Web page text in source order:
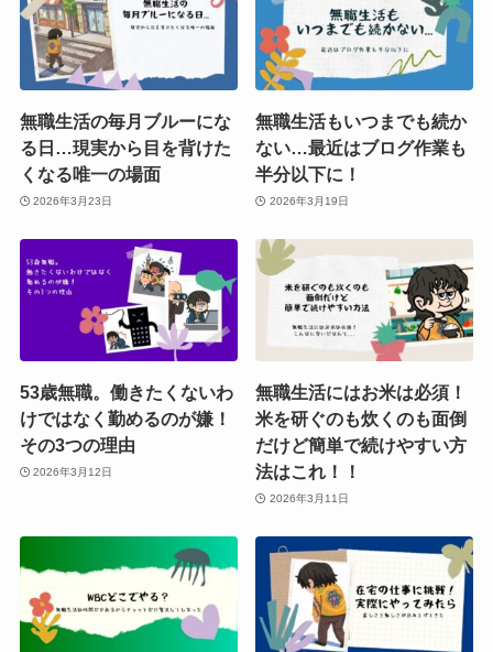
無職生活の毎月ブルーにな
る日…現実から目を背けた
くなる唯一の場面
2026年3月23日
無職生活もいつまでも続か
ない…最近はブログ作業も
半分以下に！
2026年3月19日
53歳無職。働きたくないわ
けではなく勤めるのが嫌！
その3つの理由
2026年3月12日
無職生活にはお米は必須！
米を研ぐのも炊くのも面倒
だけど簡単で続けやすい方
法はこれ！！
2026年3月11日